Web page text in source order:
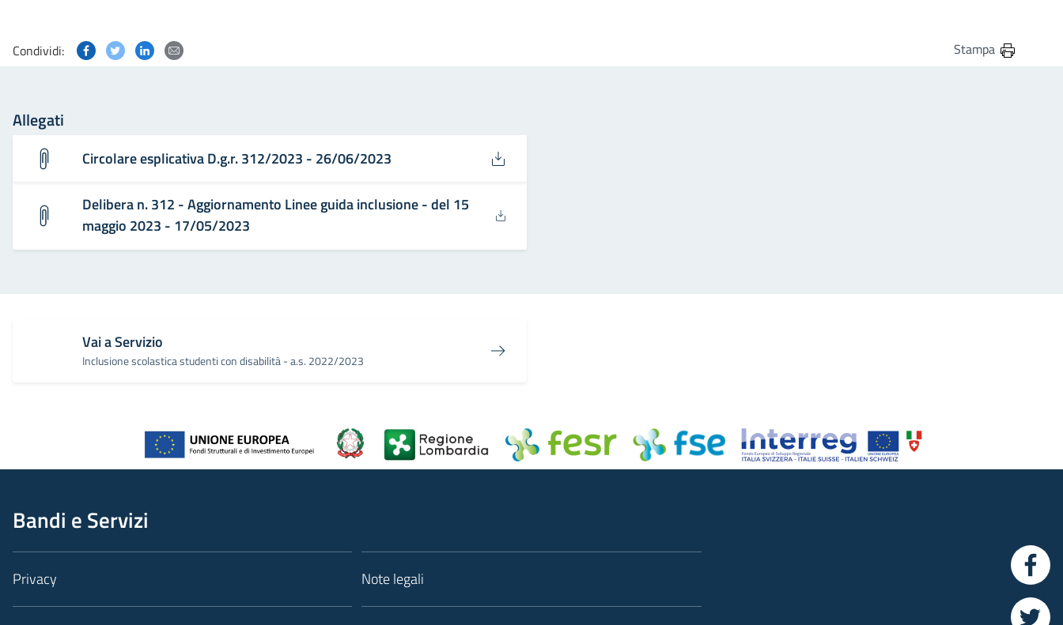
Condividi: Condividi questa pagina su Facebook
Condividi questa pagina su Twitter
Condividi questa pagina su Linkedin Stampa
Allegati
Circolare esplicativa D.g.r. 312/2023 - 26/06/2023
Delibera n. 312 - Aggiornamento Linee guida inclusione - del 15
maggio 2023 - 17/05/2023
Vai a Servizio
Inclusione scolastica studenti con disabilità - a.s. 2022/2023
Bandi e Servizi
Privacy Note legali